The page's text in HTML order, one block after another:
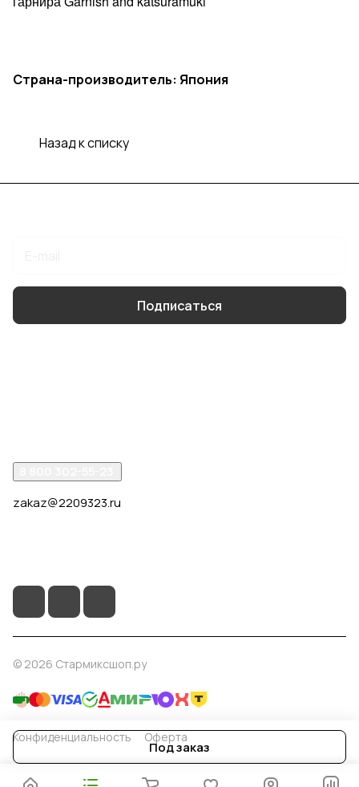
Под заказ
Страна-производитель: Япония
Назад к списку
Подписаться
zakaz@2209323.ru
© 2026 Стармиксшоп.ру
Конфиденциальность Оферта